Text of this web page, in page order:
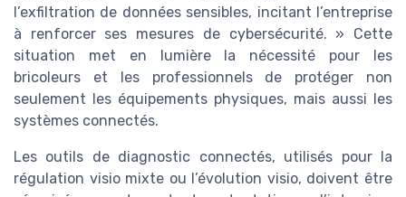
l’exfiltration de données sensibles, incitant l’entreprise
à renforcer ses mesures de cybersécurité. » Cette
situation met en lumière la nécessité pour les
bricoleurs et les professionnels de protéger non
seulement les équipements physiques, mais aussi les
systèmes connectés.
Les outils de diagnostic connectés, utilisés pour la
régulation visio mixte ou l’évolution visio, doivent être